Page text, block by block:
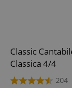
Classic
Classica 4/4
204